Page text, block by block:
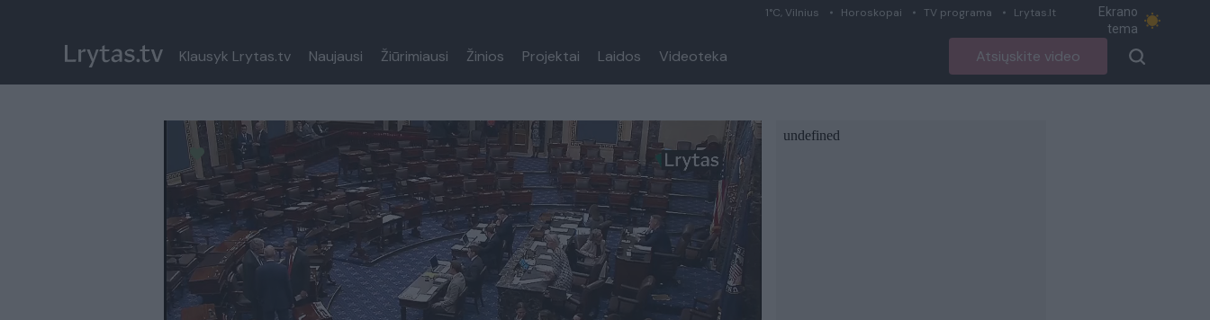
1°C, Vilnius Horoskopai TV programa Lrytas.lt
Ekrano
tema
Klausyk Lrytas.tv Naujausi Žiūrimiausi Žinios Projektai Laidos Videoteka Atsiųskite video
Paremkite Ukrainą